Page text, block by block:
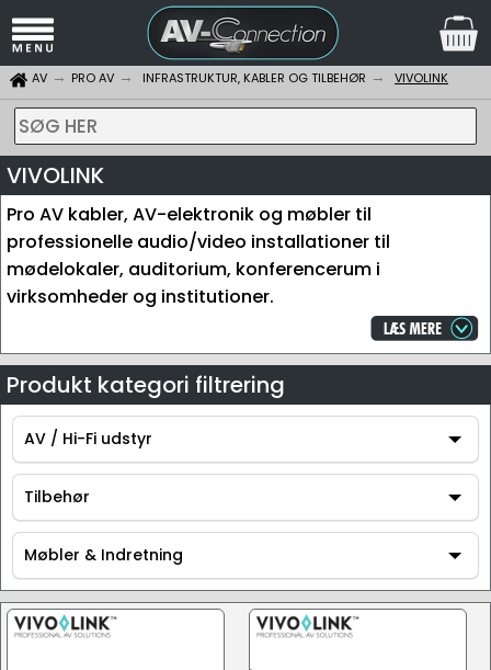
AV PRO AV INFRASTRUKTUR, KABLER OG TILBEHØR VIVOLINK
SØG HER
VIVOLINK
Pro AV kabler, AV-elektronik og møbler til
professionelle audio/video installationer til
mødelokaler, auditorium, konferencerum i
virksomheder og institutioner.
Produkt kategori filtrering
AV / Hi-Fi udstyr
AV / Hi-Fi udstyr
Tilbehør
Tilbehør
Møbler & Indretning
Møbler & Indretning